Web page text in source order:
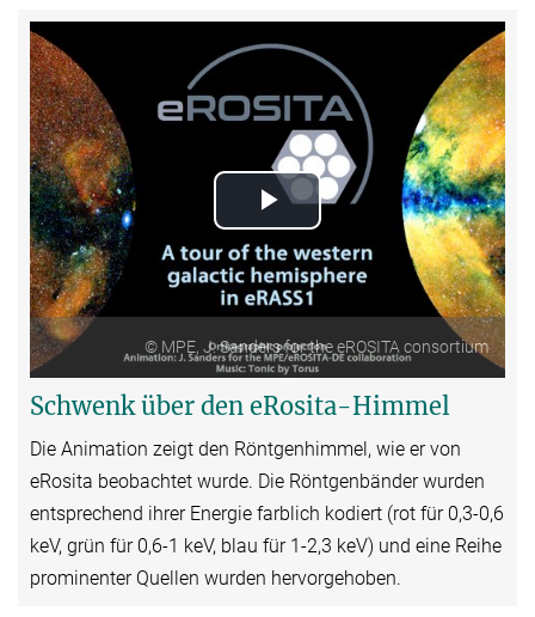
Play
Video
© MPE, J. Sanders for the eROSITA consortium
Schwenk über den eRosita-Himmel
Die Animation zeigt den Röntgenhimmel, wie er von
eRosita beobachtet wurde. Die Röntgenbänder wurden
entsprechend ihrer Energie farblich kodiert (rot für 0,3-0,6
keV, grün für 0,6-1 keV, blau für 1-2,3 keV) und eine Reihe
prominenter Quellen wurden hervorgehoben.